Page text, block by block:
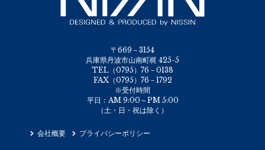
〒669－3154
兵庫県丹波市山南町梶 425-5
TEL（0795）76－0138
FAX（0795）76－1792
※受付時間
平日：AM 9:00～PM 5:00
（土・日・祝は除く）
会社概要 プライバシーポリシー